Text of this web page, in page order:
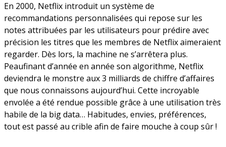
En 2000, Netflix introduit un système de
recommandations personnalisées qui repose sur les
notes attribuées par les utilisateurs pour prédire avec
précision les titres que les membres de Netflix aimeraient
regarder. Dès lors, la machine ne s’arrêtera plus.
Peaufinant d’année en année son algorithme, Netflix
deviendra le monstre aux 3 milliards de chiffre d’affaires
que nous connaissons aujourd’hui. Cette incroyable
envolée a été rendue possible grâce à une utilisation très
habile de la big data… Habitudes, envies, préférences,
tout est passé au crible afin de faire mouche à coup sûr !